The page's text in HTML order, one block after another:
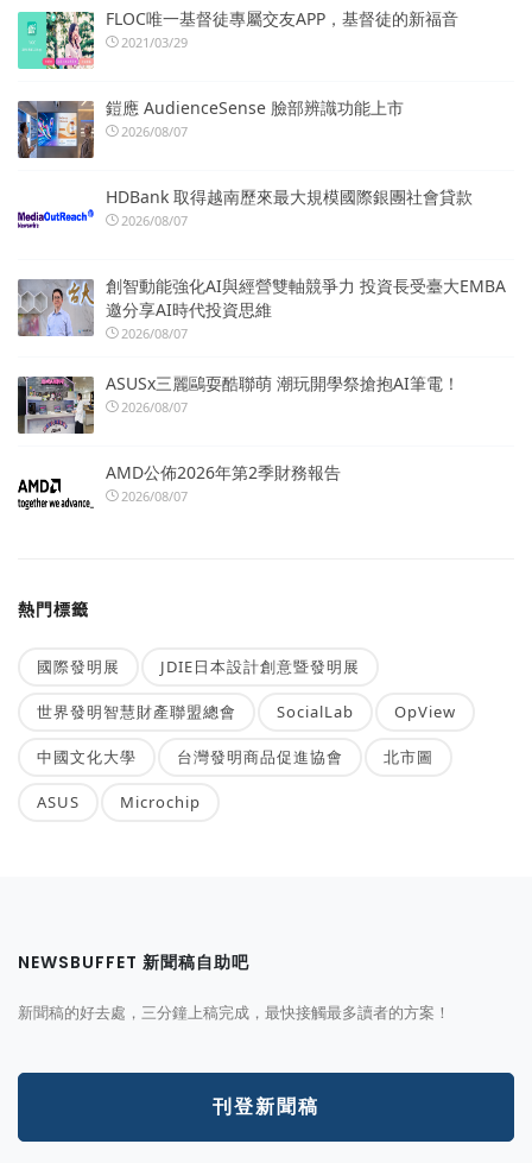
FLOC唯一基督徒專屬交友APP，基督徒的新福音
2021/03/29
鎧應 AudienceSense 臉部辨識功能上市
2026/08/07
HDBank 取得越南歷來最大規模國際銀團社會貸款
2026/08/07
創智動能強化AI與經營雙軸競爭力 投資長受臺大EMBA
邀分享AI時代投資思維
2026/08/07
ASUSx三麗鷗耍酷聯萌 潮玩開學祭搶抱AI筆電！
2026/08/07
AMD公佈2026年第2季財務報告
2026/08/07
熱門標籤
國際發明展 JDIE日本設計創意暨發明展
世界發明智慧財產聯盟總會 SocialLab OpView
中國文化大學 台灣發明商品促進協會 北市圖
ASUS Microchip
NEWSBUFFET 新聞稿自助吧
新聞稿的好去處，三分鐘上稿完成，最快接觸最多讀者的方案！
刊登新聞稿